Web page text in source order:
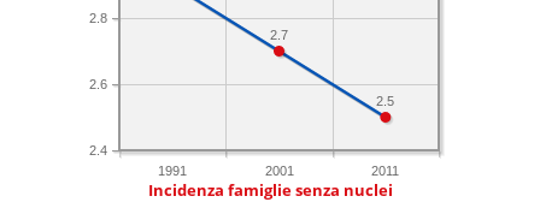
1991 2001 2011
2.4
2.6
2.8
2.5
2.7
Incidenza famiglie senza nuclei